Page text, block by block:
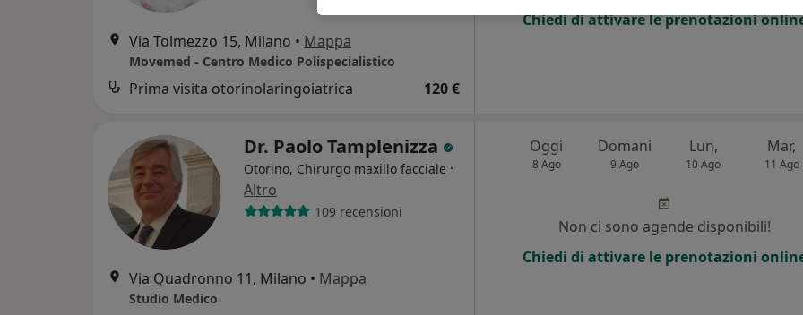
Via Tolmezzo 15, Milano • Mappa
Movemed - Centro Medico Polispecialistico
Prima visita otorinolaringoiatrica 120 €
Chiedi di attivare le prenotazioni
Dr. Paolo Tamplenizza
Otorino, Chirurgo maxillo facciale ·
Altro
109 recensioni
Via Quadronno 11, Milano • Mappa
Studio Medico
Oggi
8 Ago
Domani
9 Ago
Lun,
10 Ago
Mar,
11 Ago
Non ci sono agende disponibili!
Chiedi di attivare le prenotazioni